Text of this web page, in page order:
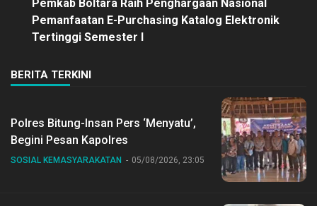
Pemkab Boltara Raih Penghargaan Nasional
Pemanfaatan E-Purchasing Katalog Elektronik
Tertinggi Semester I
BERITA TERKINI
Polres Bitung-Insan Pers ‘Menyatu’,
Begini Pesan Kapolres
SOSIAL KEMASYARAKATAN 05/08/2026, 23:05